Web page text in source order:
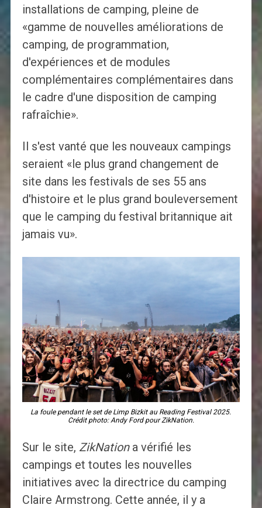
installations de camping, pleine de
«gamme de nouvelles améliorations de
camping, de programmation,
d'expériences et de modules
complémentaires complémentaires dans
le cadre d'une disposition de camping
rafraîchie».
Il s'est vanté que les nouveaux campings
seraient «le plus grand changement de
site dans les festivals de ses 55 ans
d'histoire et le plus grand bouleversement
que le camping du festival britannique ait
jamais vu».
La foule pendant le set de Limp Bizkit au Reading Festival 2025.
Crédit photo: Andy Ford pour ZikNation.
Sur le site, ZikNationa vérifié les
campings et toutes les nouvelles
initiatives avec la directrice du camping
Claire Armstrong. Cette année, il y a